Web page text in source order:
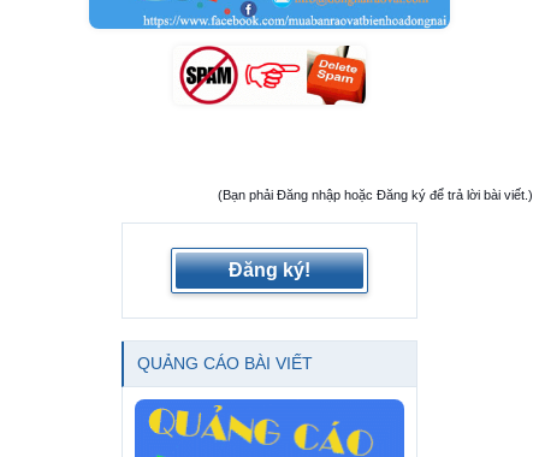
(Bạn phải Đăng nhập hoặc Đăng ký để trả lời bài viết.)
Đăng ký!
QUẢNG CÁO BÀI VIẾT